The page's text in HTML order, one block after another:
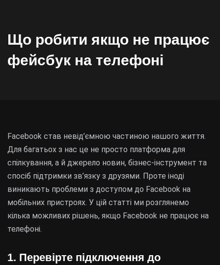
Що робити якщо не працює
фейсбук на телефоні
Facebook став невід’ємною частиною нашого життя.
Для багатьох з нас це не просто платформа для
спілкування, а й джерело новин, бізнес-інструмент та
спосіб підтримки зв’язку з друзями. Проте іноді
виникають проблеми з доступом до Facebook на
мобільних пристроях. У цій статті ми розглянемо
кілька можливих рішень, якщо Facebook не працює на
телефоні.
1. Перевірте підключення до